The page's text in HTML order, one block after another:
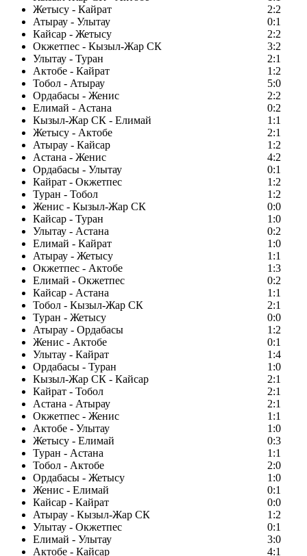
Жетысу - Кайрат
2:2
Атырау - Улытау
0:1
Кайсар - Жетысу
2:2
Окжетпес - Кызыл-Жар СК
3:2
Улытау - Туран
2:1
Актобе - Кайрат
1:2
Тобол - Атырау
5:0
Ордабасы - Женис
2:2
Елимай - Астана
0:2
Кызыл-Жар СК - Елимай
1:1
Жетысу - Актобе
2:1
Атырау - Кайсар
1:2
Астана - Женис
4:2
Ордабасы - Улытау
0:1
Кайрат - Окжетпес
1:2
Туран - Тобол
1:2
Женис - Кызыл-Жар СК
0:0
Кайсар - Туран
1:0
Улытау - Астана
0:2
Елимай - Кайрат
1:0
Атырау - Жетысу
1:1
Окжетпес - Актобе
1:3
Елимай - Окжетпес
0:2
Кайсар - Астана
1:1
Тобол - Кызыл-Жар СК
2:1
Туран - Жетысу
0:0
Атырау - Ордабасы
1:2
Женис - Актобе
0:1
Улытау - Кайрат
1:4
Ордабасы - Туран
1:0
Кызыл-Жар СК - Кайсар
2:1
Кайрат - Тобол
2:1
Астана - Атырау
2:1
Окжетпес - Женис
1:1
Актобе - Улытау
1:0
Жетысу - Елимай
0:3
Туран - Астана
1:1
Тобол - Актобе
2:0
Ордабасы - Жетысу
1:0
Женис - Елимай
0:1
Кайсар - Кайрат
0:0
Атырау - Кызыл-Жар СК
1:2
Улытау - Окжетпес
0:1
Елимай - Улытау
3:0
Актобе - Кайсар
4:1